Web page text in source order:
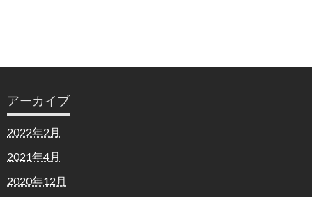
アーカイブ
2022年2月
2021年4月
2020年12月